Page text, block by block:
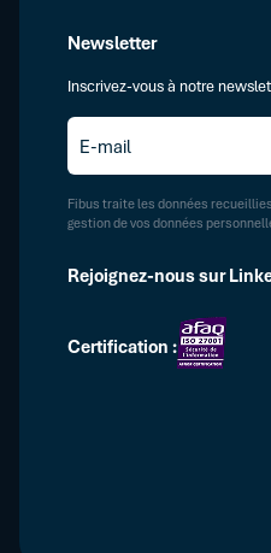
Newsletter
Inscrivez-vous à notre
E-
mail*
Fibus traite les données
gestion de vos données
Rejoignez-nous sur
Certification :